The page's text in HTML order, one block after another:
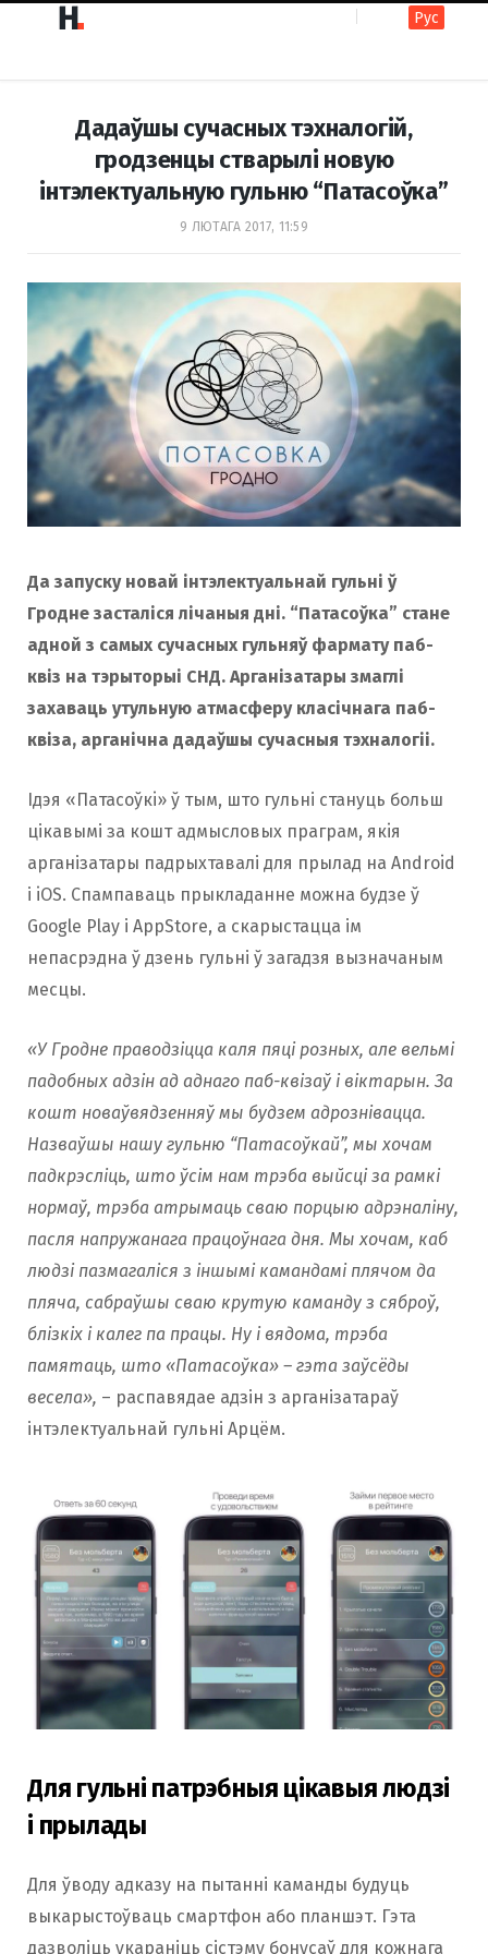
a
e
b
o
k
n
t
a
a
Рус
Дадаўшы сучасных тэхналогій,
гродзенцы стварылі новую
інтэлектуальную гульню “Патасоўка”
9 ЛЮТАГА 2017, 11:59
Да запуску новай інтэлектуальнай гульні ў
Гродне засталіся лічаныя дні. “Патасоўка” стане
адной з самых сучасных гульняў фармату паб-
квіз на тэрыторыі СНД. Арганізатары змаглі
захаваць утульную атмасферу класічнага паб-
квіза, арганічна дадаўшы сучасныя тэхналогіі.
Ідэя «Патасоўкi» ў тым, што гульні стануць больш
цікавымі за кошт адмысловых праграм, якiя
арганізатары падрыхтавалі для прылад на Android
і iOS. Спампаваць прыкладанне можна будзе ў
Google Play і AppStore, а скарыстацца ім
непасрэдна ў дзень гульні ў загадзя вызначаным
месцы.
«У Гродне праводзіцца каля пяці розных, але вельмі
падобных адзін ад аднаго паб-квізаў і віктарын. За
кошт новаўвядзенняў мы будзем адрознівацца.
Назваўшы нашу гульню “Патасоўкай”, мы хочам
падкрэсліць, што ўсім нам трэба выйсці за рамкі
нормаў, трэба атрымаць сваю порцыю адрэналіну,
пасля напружанага працоўнага дня. Мы хочам, каб
людзі пазмагаліся з іншымі камандамі плячом да
пляча, сабраўшы сваю крутую каманду з сяброў,
блізкіх і калег па працы. Ну і вядома, трэба
памятаць, што «Патасоўка» – гэта заўсёды
весела», – распавядае адзін з арганізатараў
інтэлектуальнай гульні Арцём.
Для гульні патрэбныя цікавыя людзі
і прылады
Для ўводу адказу на пытанні каманды будуць
выкарыстоўваць смартфон або планшэт. Гэта
дазволіць укараніць сістэму бонусаў для кожнага